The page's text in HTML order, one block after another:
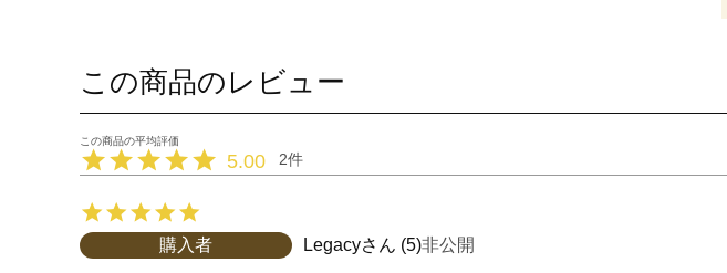
この商品のレビュー
5.00 2
Legacy 5
購入者 非公開